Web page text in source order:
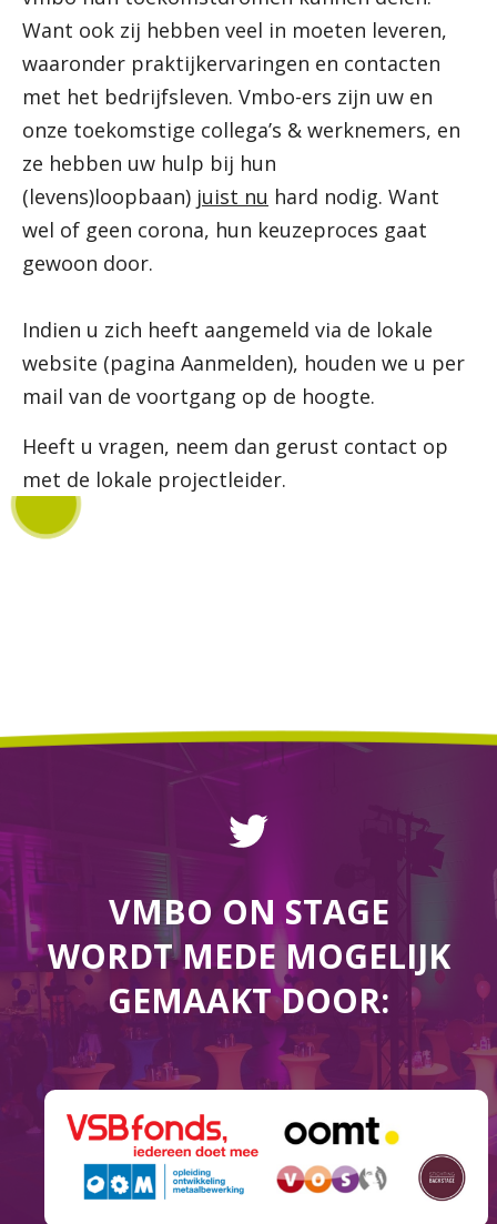
Want ook zij hebben veel in moeten leveren,
waaronder praktijkervaringen en contacten
met het bedrijfsleven. Vmbo-ers zijn uw en
onze toekomstige collega’s & werknemers, en
ze hebben uw hulp bij hun
(levens)loopbaan) juist nu hard nodig. Want
wel of geen corona, hun keuzeproces gaat
gewoon door.
Indien u zich heeft aangemeld via de lokale
website (pagina Aanmelden), houden we u per
mail van de voortgang op de hoogte.
Heeft u vragen, neem dan gerust contact op
met de lokale projectleider.
VMBO ON STAGE
WORDT MEDE MOGELIJK
GEMAAKT DOOR: